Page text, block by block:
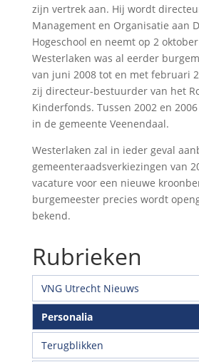
zijn vertrek aan. Hij wordt
Management en Organisatie aan
Hogeschool en neemt op 2
Westerlaken was al eerder
van juni 2008 tot en met februari
zij directeur-bestuurder van het
Kinderfonds. Tussen 2002 en
in de gemeente Veenendaal.
Westerlaken zal in ieder geval
gemeenteraadsverkiezingen van
vacature voor een nieuwe
burgemeester precies wordt
bekend.
Rubrieken
VNG Utrecht Nieuws
Personalia
Terugblikken